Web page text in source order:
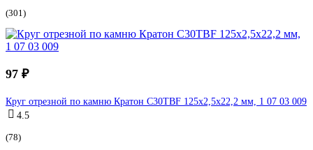
(301)
97 ₽
Круг отрезной по камню Кратон C30TBF 125x2,5x22,2 мм, 1 07 03 009
4.5
(78)